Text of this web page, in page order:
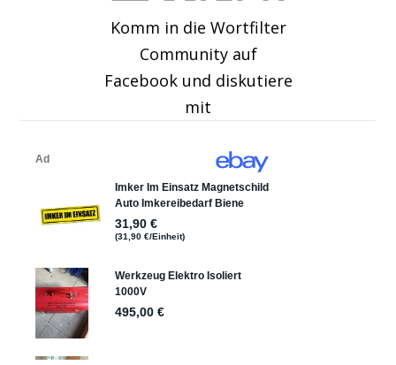
Komm in die Wortfilter
Community auf
Facebook und diskutiere
mit